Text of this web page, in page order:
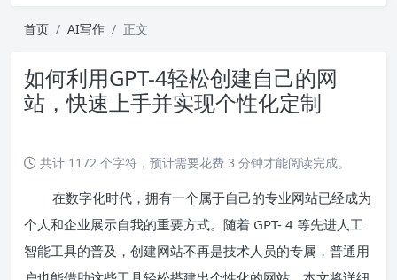
首页 AI写作 正文
如何利用GPT-4轻松创建自己的网
站，快速上手并实现个性化定制
共计 1172 个字符，预计需要花费 3 分钟才能阅读完成。
在数字化时代，拥有一个属于自己的专业网站已经成为
个人和企业展示自我的重要方式。随着 GPT- 4 等先进人工
智能工具的普及，创建网站不再是技术人员的专属，普通用